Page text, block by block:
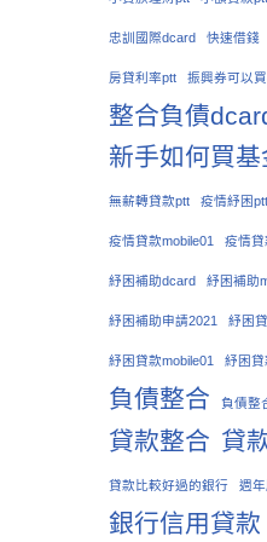
忠訓國際dcard 快速借錢
房貸利率ptt 振興券可以
整合負債
新手如何買基
無薪轉貸款ptt 疫情紓困ptt
疫情貸款mobile01 疫情貸
紓困補助dcard 紓困補助
紓困補助申請2021 紓困
紓困貸款mobile01 紓困貸
負債整合 負債整
貸款整合 貸
貸款比較好過的銀行 週
銀行信用貸款